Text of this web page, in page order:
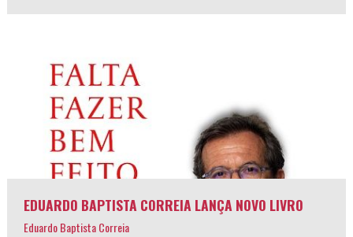
EDUARDO BAPTISTA CORREIA LANÇA NOVO LIVRO
Eduardo Baptista Correia